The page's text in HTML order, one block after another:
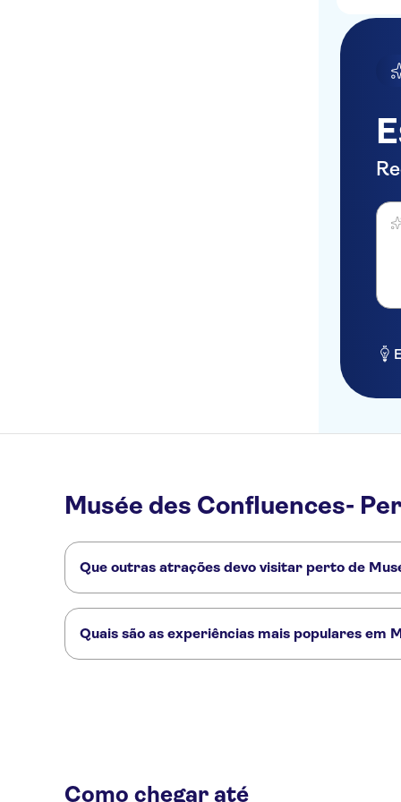
Musée des Confluences-
Que outras atrações devo visitar perto de
Vieux-Lyon (Lyon Old Town) Berges du Rhône Presqu'île
Quais são as experiências mais populares em
Como chegar até